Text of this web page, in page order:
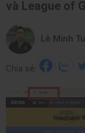
và League of
Lê Minh
Chia sẻ: